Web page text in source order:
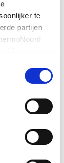
te
partijen
Hiermee
slaan je
3 MB